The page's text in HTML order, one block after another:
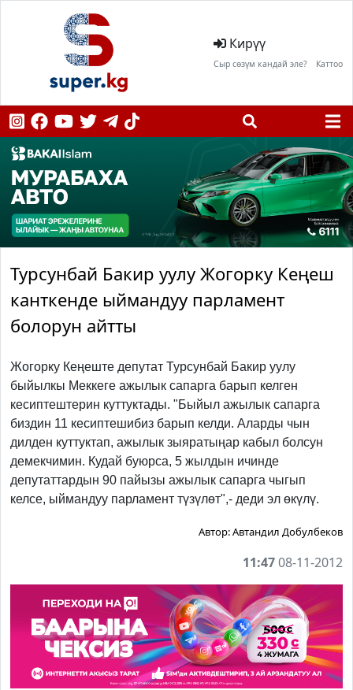
Кирүү
Сыр сөзүм кандай эле? Каттоо
Турсунбай Бакир уулу Жогорку Кеңеш
канткенде ыймандуу парламент
болорун айтты
Жогорку Кеңеште депутат Турсунбай Бакир уулу
быйылкы Меккеге ажылык сапарга барып келген
кесиптештерин куттуктады. "Быйыл ажылык сапарга
биздин 11 кесиптешибиз барып келди. Аларды чын
дилден куттуктап, ажылык зыяратыңар кабыл болсун
демекчимин. Кудай буюрса, 5 жылдын ичинде
депутаттардын 90 пайызы ажылык сапарга чыгып
келсе, ыймандуу парламент түзүлөт",- деди эл өкүлү.
Автор:Автандил Добулбеков
11:4708-11-2012